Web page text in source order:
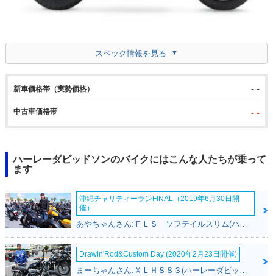
スペック情報を見る
新車価格帯（実勢価格） - -
中古車価格帯 - -
ハーレーダビッドソンのバイクにはこんな人たちが乗って
ます
沖縄チャリティーランFINAL（2019年6月30日開
催）
Drawin'Rod&Custom Day (2020年2月23日開催)
まーちゃんさん:ＸＬＨ８８３(ハーレーダビッドソン)